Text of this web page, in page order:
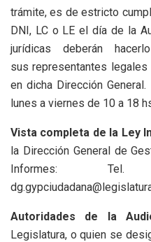
trámite, es de estricto
DNI, LC o LE el día de la
jurídicas deberán
sus representantes
en dicha Dirección
lunes a viernes de 10 a 18
Vista completa de la Ley
la Dirección General de
Informes: Tel.
Autoridades de la
Legislatura, o quien se